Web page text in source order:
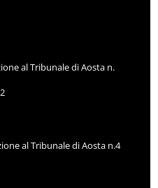
al Tribunale di Aosta n.
al Tribunale di Aosta n.4